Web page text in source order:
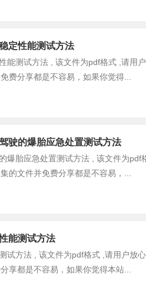
定性能测试方法
能测试方法 , 该文件为pdf格式 ,请用
费分享都是不容易，如果你觉得...
驶的爆胎应急处置测试方法
爆胎应急处置测试方法 , 该文件为
的文件并免费分享都是不容易，...
能测试方法
试方法 , 该文件为pdf格式 ,请用户放
享都是不容易，如果你觉得本站...